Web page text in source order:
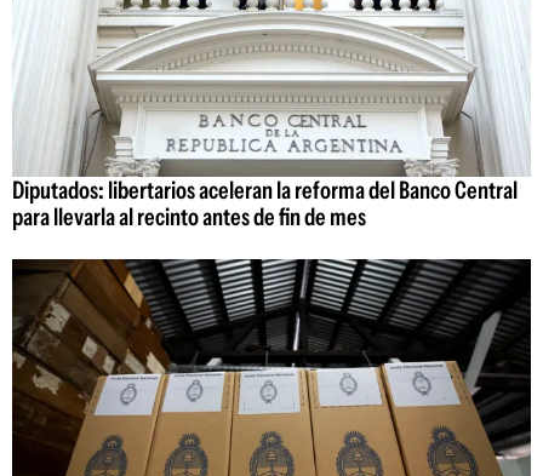
Diputados: libertarios aceleran la reforma del Banco Central
para llevarla al recinto antes de fin de mes